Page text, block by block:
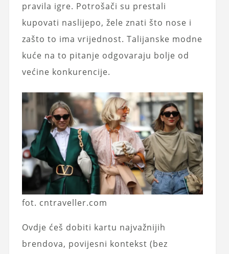
pravila igre. Potrošači su prestali
kupovati naslijepo, žele znati što nose i
zašto to ima vrijednost. Talijanske modne
kuće na to pitanje odgovaraju bolje od
većine konkurencije.
fot. cntraveller.com
Ovdje ćeš dobiti kartu najvažnijih
brendova, povijesni kontekst (bez